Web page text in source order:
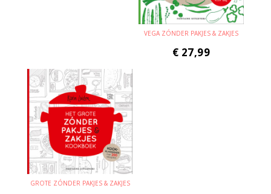
VEGA ZÓNDER PAKJES & ZAKJES
€ 27,99
GROTE ZÓNDER PAKJES & ZAKJES